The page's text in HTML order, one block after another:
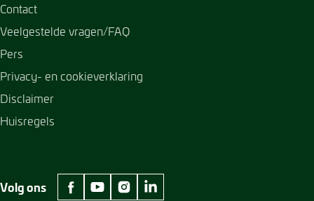
Contact
Veelgestelde vragen/FAQ
Pers
Privacy- en cookieverklaring
Disclaimer
Huisregels
Volg ons